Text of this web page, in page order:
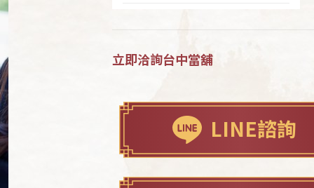
立即洽詢台中當舖
LINE諮詢